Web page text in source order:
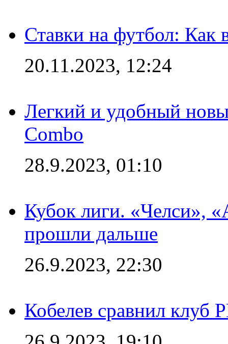
Ставки на футбол: Как
20.11.2023, 12:24
Легкий и удобный
Combo
28.9.2023, 01:10
Кубок лиги. «Челси»,
прошли дальше
26.9.2023, 22:30
Кобелев сравнил клуб